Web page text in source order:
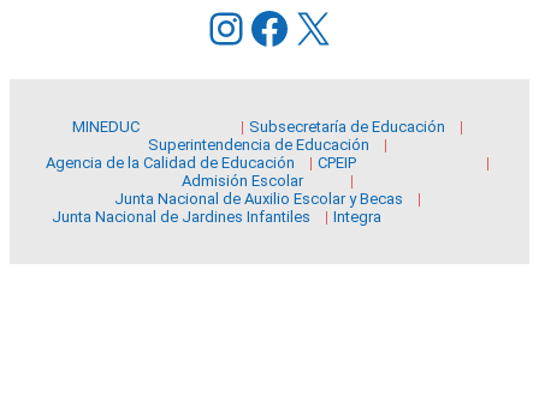
Instagram
Facebook
X
MINEDUC
Subsecretaría de Educación
Superintendencia de Educación
Agencia de la Calidad de Educación
CPEIP
Admisión Escolar
Junta Nacional de Auxilio Escolar y Becas
Junta Nacional de Jardines Infantiles
Integra